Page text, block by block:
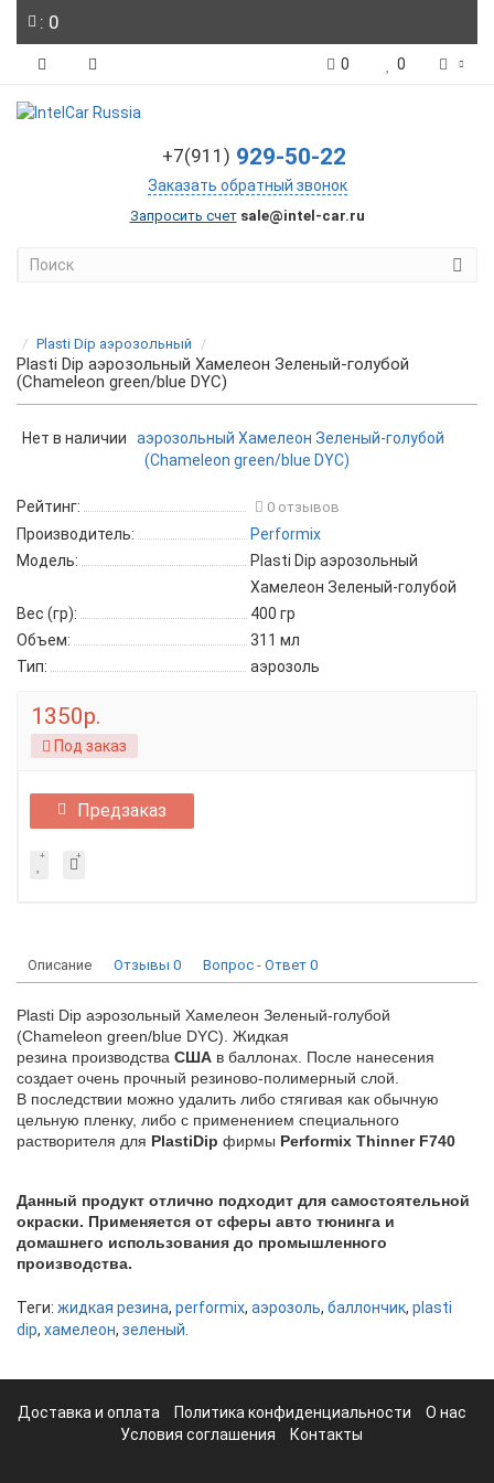
: 0
0 0
+7(911) 929-50-22
Заказать обратный звонок
Запросить счет sale@intel-car.ru
Plasti Dip аэрозольный
Plasti Dip аэрозольный Хамелеон Зеленый-голубой
(Chameleon green/blue DYC)
Нет в наличии
Рейтинг: 0 отзывов
Производитель:
Performix
Модель:
Plasti Dip аэрозольный
Хамелеон Зеленый-голубой
Вес (гр):
400 гр
Объем:
311 мл
Тип:
аэрозоль
1350р.
Под заказ
Предзаказ
Описание Отзывы 0 Вопрос - Ответ 0
Plasti Dip аэрозольный Хамелеон Зеленый-голубой
(Chameleon green/blue DYC). Жидкая
резина производства США в баллонах. После нанесения
создает очень прочный резиново-полимерный слой.
В последствии можно удалить либо стягивая как обычную
цельную пленку, либо с применением специального
растворителя для PlastiDip фирмы Performix Thinner F740
Данный продукт отлично подходит для самостоятельной
окраски. Применяется от сферы авто тюнинга и
домашнего использования до промышленного
производства.
Теги: жидкая резина, performix, аэрозоль, баллончик, plasti
dip, хамелеон, зеленый.
Доставка и оплата Политика конфиденциальности
О нас
Условия соглашения
Контакты